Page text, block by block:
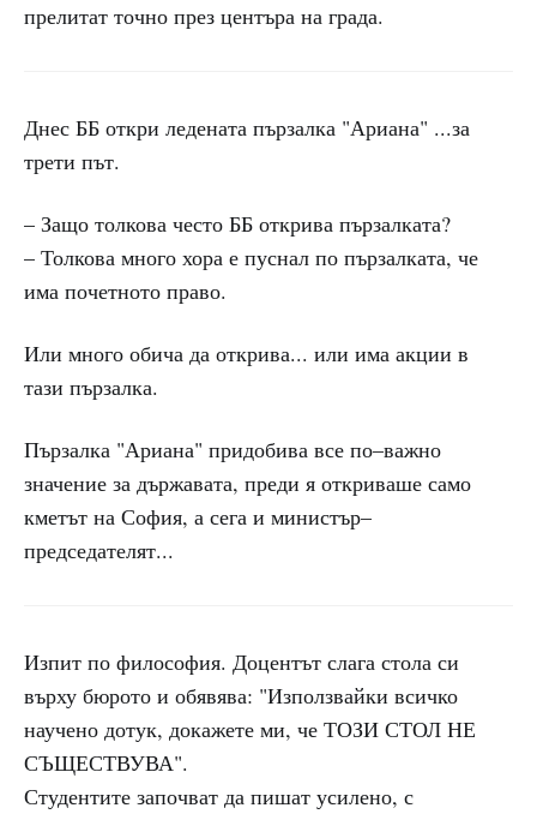
прелитат точно през центъра на града.
Днес ББ откри ледената пързалка "Ариана" ...за
трети път.
– Защо толкова често ББ открива пързалката?
– Толкова много хора е пуснал по пързалката, че
има почетното право.
Или много обича да открива... или има акции в
тази пързалка.
Пързалка "Ариана" придобива все по–важно
значение за държавата, преди я откриваше само
кметът на София, а сега и министър–
председателят...
Изпит по философия. Доцентът слага стола си
върху бюрото и обявява: "Използвайки всичко
научено дотук, докажете ми, че ТОЗИ СТОЛ НЕ
СЪЩЕСТВУВА".
Студентите започват да пишат усилено, с